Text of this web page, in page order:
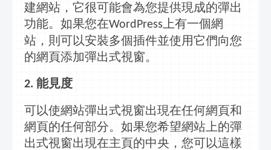
建網站，它很可能會為您提供現成的彈出
功能。如果您在WordPress 上有一個網
站，則可以安裝多個插件並使用它們向您
的網頁添加彈出式視窗。
2. 能見度
可以使網站彈出式視窗出現在任何網頁和
網頁的任何部分。如果您希望網站上的彈
出式視窗出現在主頁的中央，您可以這樣